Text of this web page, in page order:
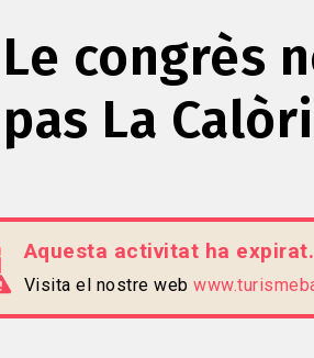
Le congrès
pas La
Aquesta activitat ha expirat.
Visita el nostre web